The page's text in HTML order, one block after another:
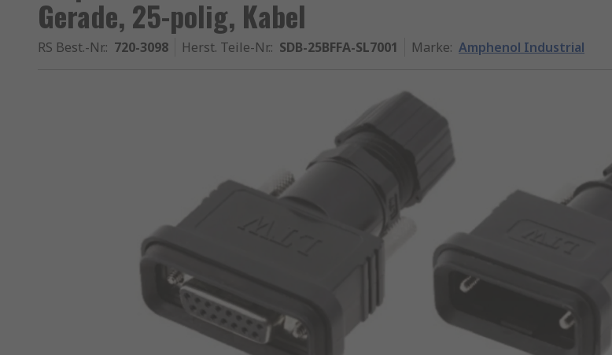
Gerade, 25-polig, Kabel
RS Best.-Nr.: 720-3098 Herst. Teile-Nr.: SDB-25BFFA-SL7001 Marke: Amphenol Industrial